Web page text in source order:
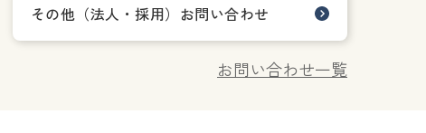
その他（法人・採用）お問い合わせ
お問い合わせ一覧